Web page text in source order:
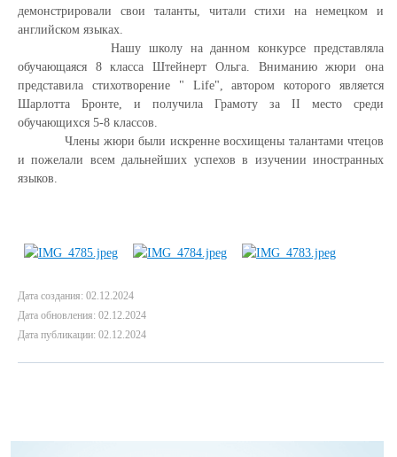
демонстрировали свои таланты, читали стихи на немецком и
английском языках.
Нашу школу на данном конкурсе представляла
обучающаяся 8 классаШтейнерт Ольга. Вниманию жюри она
представила стихотворение " Life", автором которого является
Шарлотта Бронте, и получила Грамоту за II место среди
обучающихся 5-8 классов.
Члены жюри были искренне восхищены талантами чтецов
и пожелали всемдальнейших успехов в изучении иностранных
языков.
Дата создания: 02.12.2024
Дата обновления: 02.12.2024
Дата публикации: 02.12.2024